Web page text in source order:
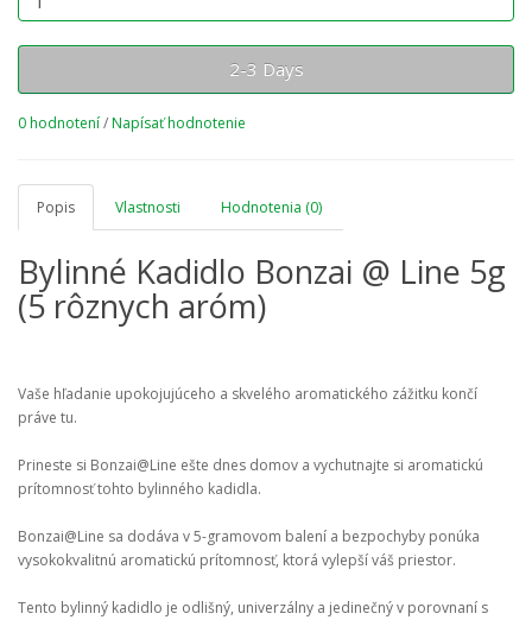
2-3 Days
0 hodnotení/Napísať hodnotenie
Popis Vlastnosti Hodnotenia (0)
Bylinné Kadidlo Bonzai @ Line 5g
(5 rôznych aróm)
Vaše hľadanie upokojujúceho a skvelého aromatického zážitku končí
práve tu.
Prineste si Bonzai@Line ešte dnes domov a vychutnajte si aromatickú
prítomnosť tohto bylinného kadidla.
Bonzai@Line sa dodáva v 5-gramovom balení a bezpochyby ponúka
vysokokvalitnú aromatickú prítomnosť, ktorá vylepší váš priestor.
Tento bylinný kadidlo je odlišný, univerzálny a jedinečný v porovnaní s